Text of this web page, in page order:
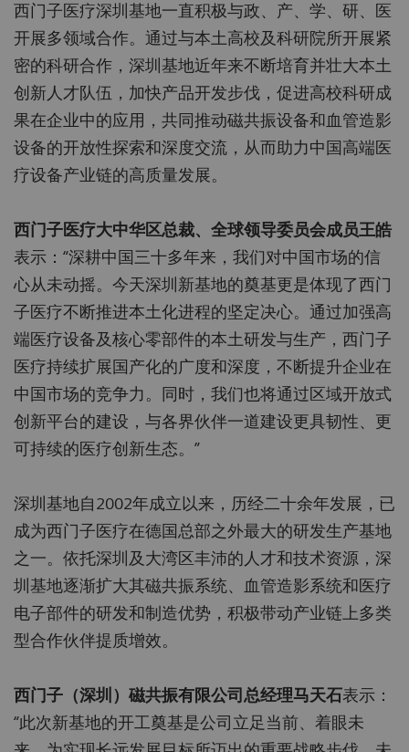
西门子医疗深圳基地一直积极与政、产、学、研、医
开展多领域合作。通过与本土高校及科研院所开展紧
密的科研合作，深圳基地近年来不断培育并壮大本土
创新人才队伍，加快产品开发步伐，促进高校科研成
果在企业中的应用，共同推动磁共振设备和血管造影
设备的开放性探索和深度交流，从而助力中国高端医
疗设备产业链的高质量发展。
西门子医疗大中华区总裁、全球领导委员会成员王皓
表示：“深耕中国三十多年来，我们对中国市场的信
心从未动摇。今天深圳新基地的奠基更是体现了西门
子医疗不断推进本土化进程的坚定决心。通过加强高
端医疗设备及核心零部件的本土研发与生产，西门子
医疗持续扩展国产化的广度和深度，不断提升企业在
中国市场的竞争力。同时，我们也将通过区域开放式
创新平台的建设，与各界伙伴一道建设更具韧性、更
可持续的医疗创新生态。”
深圳基地自2002年成立以来，历经二十余年发展，已
成为西门子医疗在德国总部之外最大的研发生产基地
之一。依托深圳及大湾区丰沛的人才和技术资源，深
圳基地逐渐扩大其磁共振系统、血管造影系统和医疗
电子部件的研发和制造优势，积极带动产业链上多类
型合作伙伴提质增效。
西门子（深圳）磁共振有限公司总经理马天石表示：
“此次新基地的开工奠基是公司立足当前、着眼未